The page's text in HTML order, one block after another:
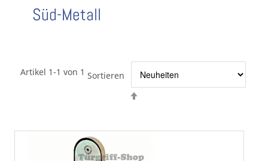
Süd-Metall
Artikel 1-1 von 1 Sortieren
Absteigend